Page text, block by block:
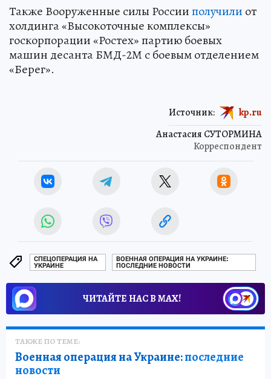
Также Вооруженные силы Россииполучили от
холдинга «Высокоточные комплексы»
госкорпорации «Ростех» партию боевых
машин десанта БМД-2М с боевым отделением
«Берег».
Анастасия СУТОРМИНА
Корреспондент
Источник: kp.ru
СПЕЦОПЕРАЦИЯ НА
УКРАИНЕ
ВОЕННАЯ ОПЕРАЦИЯ НА УКРАИНЕ:
ПОСЛЕДНИЕ НОВОСТИ
ЧИТАЙТЕ НАС В МАХ!
ТАКЖЕ ПО ТЕМЕ:
Военная операция на Украине:последние
новости